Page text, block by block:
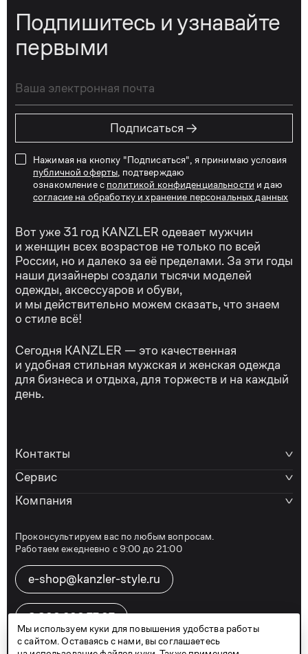
Подпишитесь и узнавайте
первыми
Подписаться →
Нажимая на кнопку "Подписаться", я принимаю условия
публичной оферты , подтверждаю
ознакомление с политикой конфиденциальности и даю
согласие на обработку и хранение персональных данных
Вот уже 31 год KANZLER одевает мужчин
и женщин всех возрастов не только по всей
России, но и далеко за её пределами. За эти годы
наши дизайнеры создали тысячи моделей
одежды, аксессуаров и обуви,
и мы действительно можем сказать, что знаем
о стиле всё!
Сегодня KANZLER — это качественная
и удобная стильная мужская и женская одежда
для бизнеса и отдыха, для торжеств и на каждый
день.
Контакты
Сервис
Компания
Проконсультируем вас по любым вопросам.
Работаем ежедневно с 9:00 до 21:00
e-shop@kanzler-style.ru
8 800 600 77 07
Мы используем куки для повышения удобства работы
с сайтом. Оставаясь с нами, вы соглашаетесь